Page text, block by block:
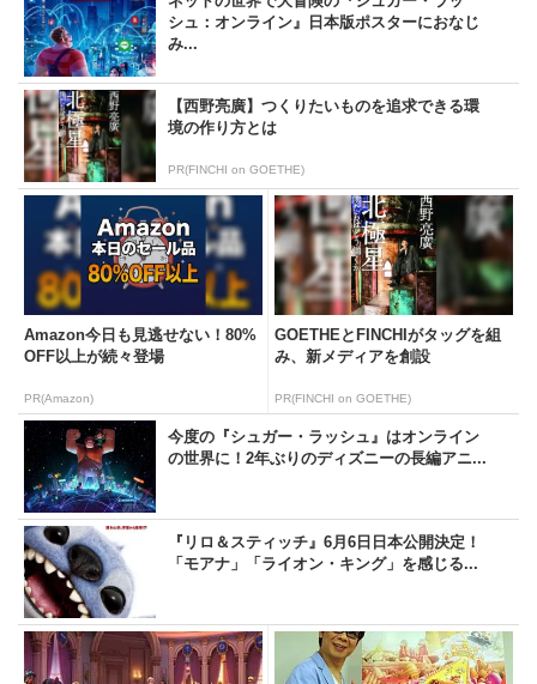
シュ：オンライン』日本版ポスターにおなじ
み...
【西野亮廣】つくりたいものを追求できる環
境の作り方とは
PR(FINCHI on GOETHE)
Amazon今日も見逃せない！80%
OFF以上が続々登場
PR(Amazon)
GOETHEとFINCHIがタッグを組
み、新メディアを創設
PR(FINCHI on GOETHE)
今度の『シュガー・ラッシュ』はオンライン
の世界に！2年ぶりのディズニーの長編アニ...
『リロ＆スティッチ』6月6日日本公開決定！
「モアナ」「ライオン・キング」を感じる...